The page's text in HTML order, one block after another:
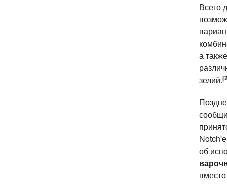
Всего
а
зелий.
об